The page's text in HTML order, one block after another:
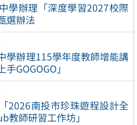
學辦理「深度學習2027校際
選辦法
學辦理115學年度教師增能講
GOGOGO」
2026南投市珍珠遊程設計全
教師研習工作坊」